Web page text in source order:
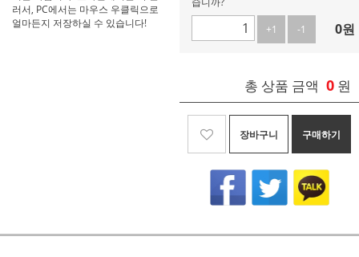
러서, PC에서는 마우스 우클릭으로
얼마든지 저장하실 수 있습니다!
+1
-1 0원
총 상품 금액 0 원
장바구니 구매하기